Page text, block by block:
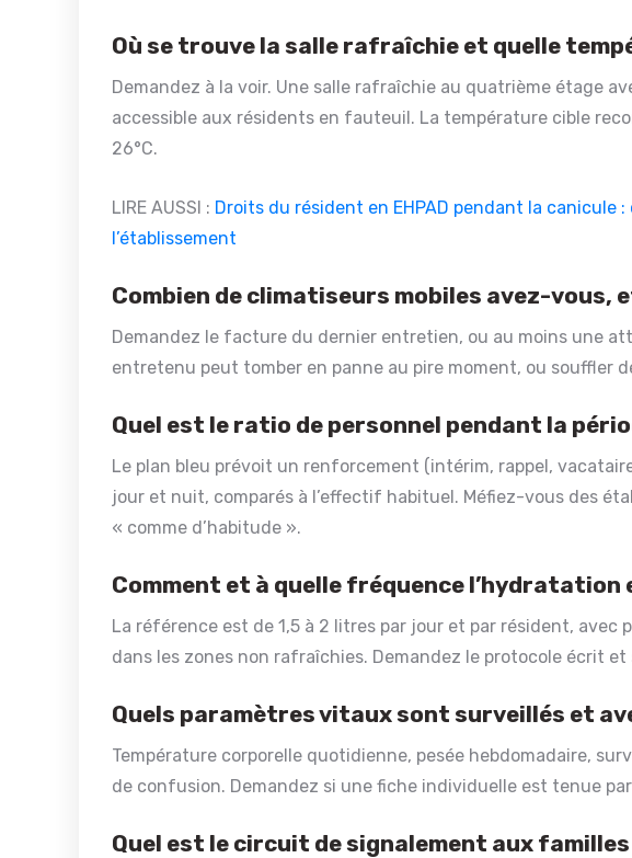
Où se trouve la salle rafraîchie et quelle
Demandez à la voir. Une salle rafraîchie au quatrième étage
accessible aux résidents en fauteuil. La température cible
26°C.
LIRE AUSSI : Droits du résident en EHPAD pendant la canicule :
l’établissement
Combien de climatiseurs mobiles avez-vous,
Demandez le facture du dernier entretien, ou au moins une
entretenu peut tomber en panne au pire moment, ou souffler
Quel est le ratio de personnel pendant la
Le plan bleu prévoit un renforcement (intérim, rappel,
jour et nuit, comparés à l’effectif habituel. Méfiez-vous des
« comme d’habitude ».
Comment et à quelle fréquence l’hydratation
La référence est de 1,5 à 2 litres par jour et par résident, avec
dans les zones non rafraîchies. Demandez le protocole écrit
Quels paramètres vitaux sont surveillés et
Température corporelle quotidienne, pesée hebdomadaire,
de confusion. Demandez si une fiche individuelle est tenue
Quel est le circuit de signalement aux familles